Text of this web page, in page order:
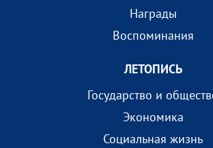
Награды
Воспоминания
ЛЕТОПИСЬ
Государство и
Экономика
Социальная жизнь